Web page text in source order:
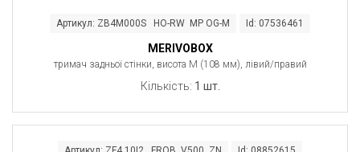
Артикул: ZB4M000S HO-RW MP OG-M Id: 07536461
MERIVOBOX
тримач задньої стінки , висота M (108 мм), лівий/правий
Кількість: 1 шт.